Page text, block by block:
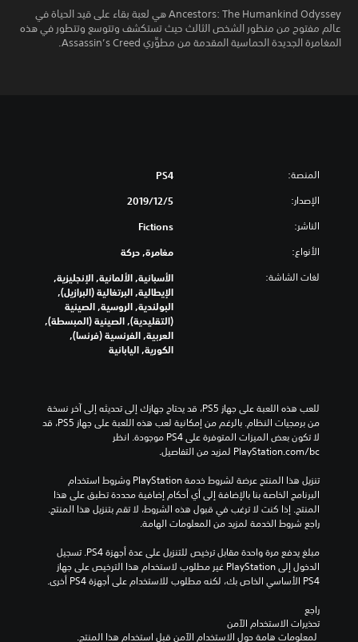
Ancestors: The Humankind Odyssey هي لعبة بقاء على قيد الحياة في
عالم مفتوح من منظور الشخص الثالث حيث تستكشف وتتوسع وتتطور في هذه
المغامرة الجديدة الحماسية المقدمة من مطوِّري Assassin’s Creed.
المنصة: PS4
الإصدار: 5‏/12‏/2019
الناشر: Fictions
الأنواع: مغامرة, حركة
لغات الشاشة:
الأسبانية, الألمانية, الإنجليزية,
الإيطالية, البرتغالية (البرازيل),
البولندية, الروسية, الصينية
(التقليدية), الصينية (المبسطة),
العربية, الفرنسية (فرنسا),
الكورية, اليابانية
‎PlayStation.com/bc لمزيد من التفاصيل.
راجع شروط الخدمة لمزيد من المعلومات الهامة.
PS4 الأساسي الخاص بك، لكنه مطلوب للاستخدام على أجهزة PS4 أخرى.
راجع
تحذيرات الاستخدام الآمن